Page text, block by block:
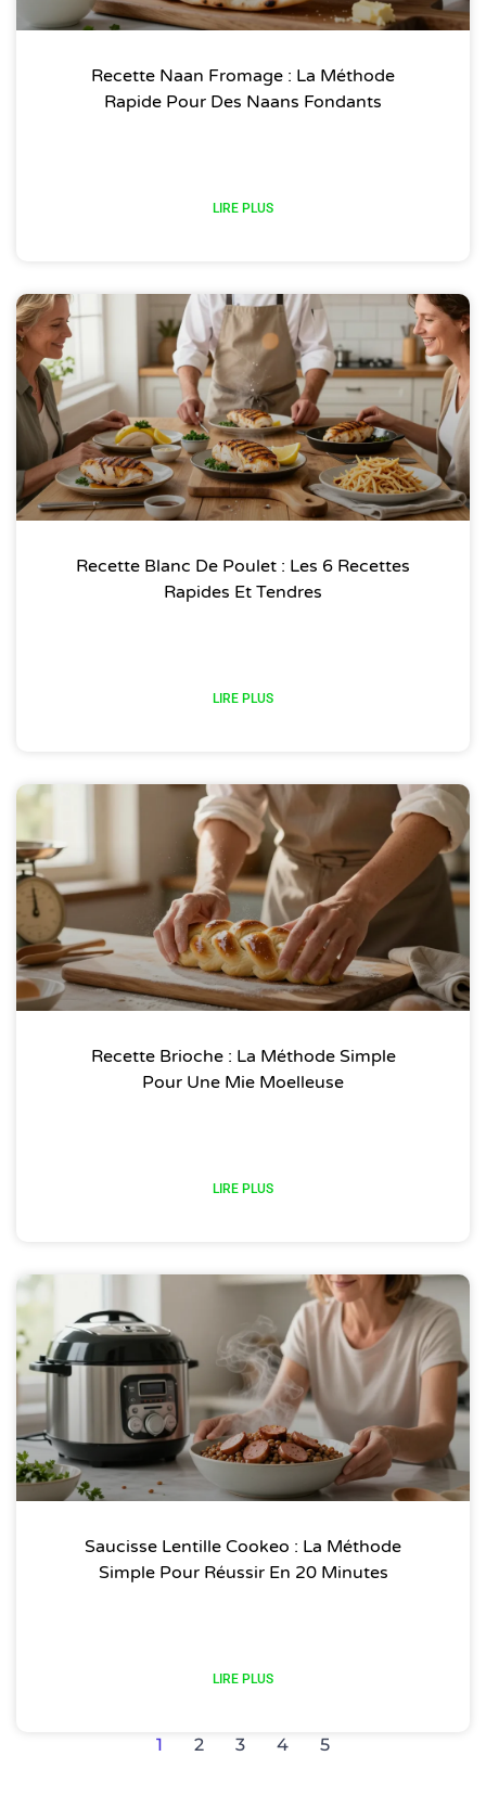
Recette Naan Fromage : La Méthode
Rapide Pour Des Naans Fondants
LIRE PLUS
Recette Blanc De Poulet : Les 6 Recettes
Rapides Et Tendres
LIRE PLUS
Recette Brioche : La Méthode Simple
Pour Une Mie Moelleuse
LIRE PLUS
Saucisse Lentille Cookeo : La Méthode
Simple Pour Réussir En 20 Minutes
LIRE PLUS
1 2 3 4 5